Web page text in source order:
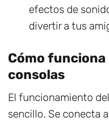
efectos de
divertir a tus
Cómo
consolas
El funcionamiento del
sencillo. Se conecta